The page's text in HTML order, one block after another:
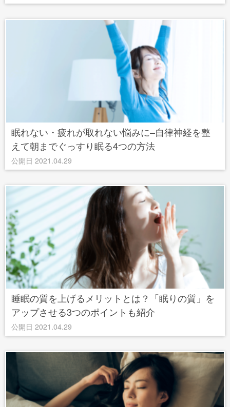
眠れない・疲れが取れない悩みに–自律神経を整
えて朝までぐっすり眠る4つの方法
公開日 2021.04.29
睡眠の質を上げるメリットとは？「眠りの質」を
アップさせる3つのポイントも紹介
公開日 2021.04.29